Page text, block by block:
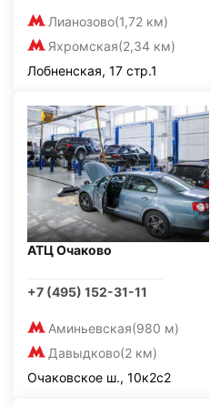
Лианозово(1,72 км)
Яхромская(2,34 км)
Лобненская, 17 стр.1
АТЦ Очаково
+7 (495) 152-31-11
Аминьевская(980 м)
Давыдково(2 км)
Очаковское ш., 10к2с2